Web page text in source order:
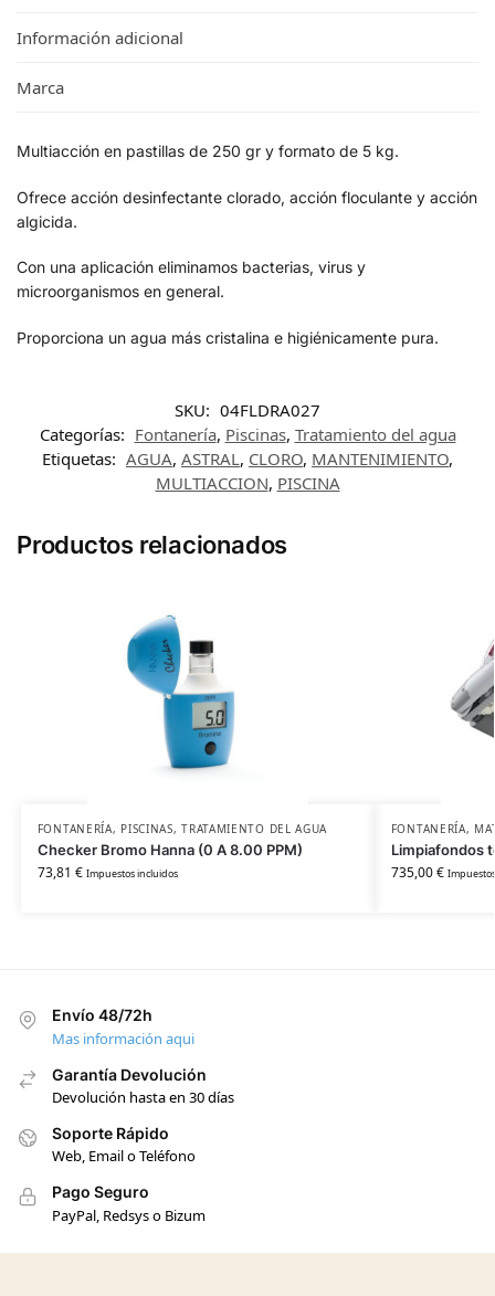
Información adicional
Marca
Multiacción en pastillas de 250 gr y formato de 5 kg.
Ofrece acción desinfectante clorado, acción floculante y acción
algicida.
Con una aplicación eliminamos bacterias, virus y
microorganismos en general.
Proporciona un agua más cristalina e higiénicamente pura.
SKU: 04FLDRA027
Categorías: Fontanería, Piscinas, Tratamiento del agua
Etiquetas: AGUA, ASTRAL, CLORO, MANTENIMIENTO,
MULTIACCION, PISCINA
Productos relacionados
FONTANERÍA, PISCINAS,TRATAMIENTO DEL AGUA
Checker Bromo Hanna (0 A 8.00 PPM)
73,81 € Impuestos incluidos
FONTANERÍA,
Limpiafondos
735,00€
Envío 48/72h
Mas información aqui
Garantía Devolución
Devolución hasta en 30 días
Soporte Rápido
Web, Email o Teléfono
Pago Seguro
PayPal, Redsys o Bizum